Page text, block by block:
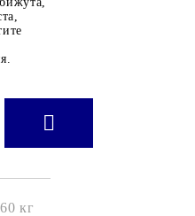
текстил
, ЗИМНИ
кг